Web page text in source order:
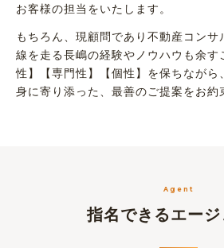
お客様の担当をいたします。
もちろん、現顧問であり不動産コンサ
線を走る長嶋の経験やノウハウも余す
性】【専門性】【個性】を保ちながら
身に寄り添った、最善のご提案をお約
Agent
指名できるエージ